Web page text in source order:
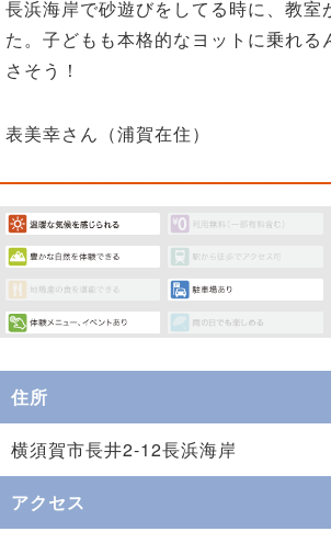
長浜海岸で砂遊びをしてる時に、教室
た。子どもも本格的なヨットに乗れる
さそう！
表美幸さん（浦賀在住）
住所
横須賀市長井2-12長浜海岸
アクセス